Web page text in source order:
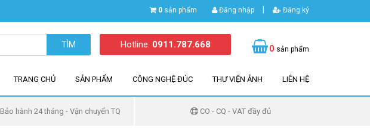
0 sản phẩm Đăng nhập Đăng ký
TÌM Hotline: 0911.787.668 0 sản phẩm
TRANG CHỦ SẢN PHẨM CÔNG NGHỆ ĐÚC THƯ VIỆN ẢNH LIÊN HỆ
Bảo hành 24 tháng - Vận chuyển TQ CO - CQ - VAT đầy đủ